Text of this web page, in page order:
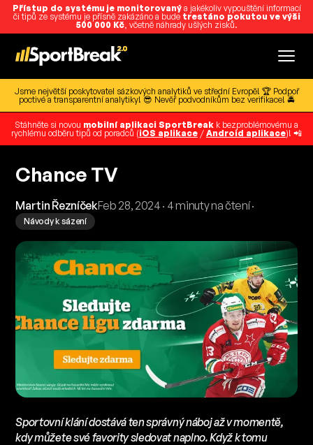
Přístup do systému je monitorovanýa jakékoliv vypouštění informací
či tipů ze systému je přísně zakázáno a bude trestáno pokutou ve výši
500 000 Kč, včetně náhrady ušlých zisků.
Jsme největší poskytovatel sázkových analytiků ve střední Evropě! 🏆 Podpoř
poctivé a transparentní analytiky! 😎 Nevěř podvodníkům bez verifikace! 🚔
Stáhněte si novou mobilní aplikaci SportBreak k bezproblémovému a
rychlému odběru tipů od poradců (iOS aplikace / Android aplikace)! 📲
Chance TV
Martin ŘezníčekFeb 28, 2024 · 4 minuty na čtení ·
Návody k sázení
Sportovní klání dostává ten správný náboj až v momentě,
kdy můžete své favority sledovat naplno. Když k tomu